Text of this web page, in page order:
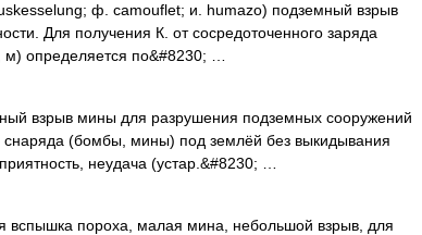
ф. camouflet; и. humazo) подземный взрыв
Для получения К. от сосредоточенного заряда
м) определяется по&#8230; …
взрыв мины для разрушения подземных сооружений
снаряда (бомбы, мины) под землёй без выкидывания
неудача (устар.&#8230; …
пороха, малая мина, небольшой взрыв, для